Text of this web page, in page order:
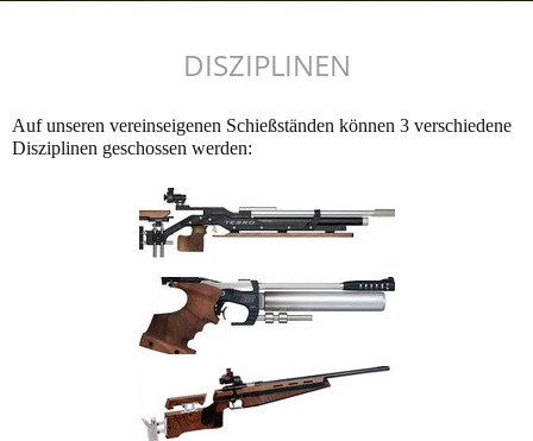
DISZIPLINEN
Auf unseren vereinseigenen Schießständen können 3 verschiedene
Disziplinen geschossen werden: